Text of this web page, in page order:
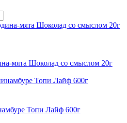
мята Шоколад со смыслом 20г
Топи Лайф 600г